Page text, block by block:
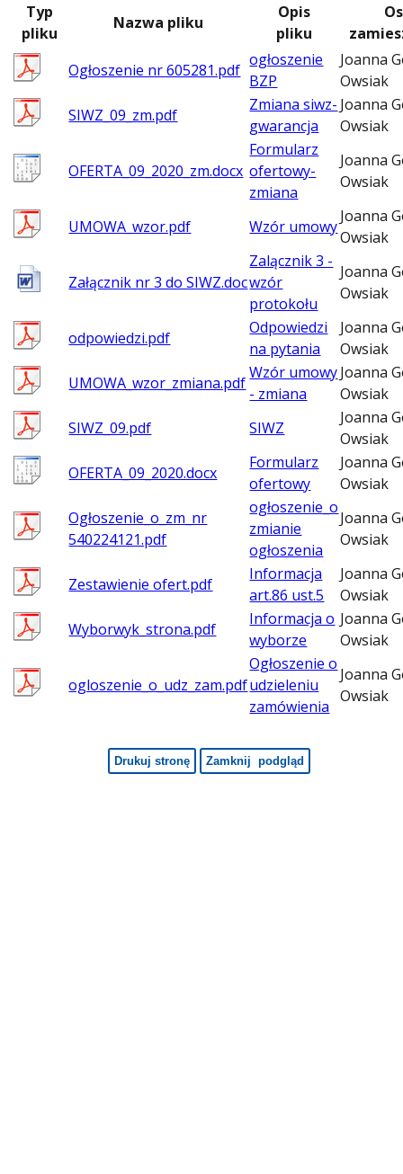
Typ
pliku
Nazwa pliku
Opis
pliku
Ogłoszenie nr 605281.pdf
ogłoszenie
BZP
Joanna
Owsiak
SIWZ_09_zm.pdf
Zmiana siwz-
gwarancja
Joanna
Owsiak
OFERTA_09_2020_zm.docx
Formularz
ofertowy-
zmiana
Joanna
Owsiak
UMOWA_wzor.pdf Wzór umowy
Joanna
Owsiak
Załącznik nr 3 do SIWZ.doc
Zalącznik 3 -
wzór
protokołu
Joanna
Owsiak
odpowiedzi.pdf
Odpowiedzi
na pytania
Joanna
Owsiak
UMOWA_wzor_zmiana.pdf
Wzór umowy
- zmiana
Joanna
Owsiak
SIWZ_09.pdf
SIWZ
Joanna
Owsiak
OFERTA_09_2020.docx
Formularz
ofertowy
Joanna
Owsiak
Ogłoszenie_o_zm_nr
540224121.pdf
ogłoszenie_o
zmianie
ogłoszenia
Joanna
Owsiak
Zestawienie ofert.pdf
Informacja
art.86 ust.5
Joanna
Owsiak
Wyborwyk_strona.pdf
Informacja o
wyborze
Joanna
Owsiak
ogloszenie_o_udz_zam.pdf
Ogłoszenie o
udzieleniu
zamówienia
Joanna
Owsiak